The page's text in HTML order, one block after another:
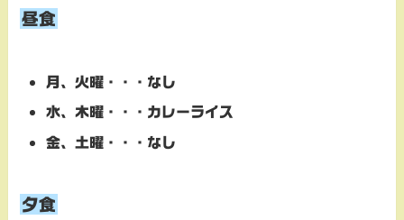
昼食
月、火曜・・・なし
水、木曜・・・カレーライス
金、土曜・・・なし
夕食